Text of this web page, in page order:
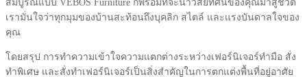
สมบูรณ์แบบ VEBOS Furniture ก็พร้อมที่จะนำวิสัยทัศน์ของคุณมาสู่ชีวิต
เรามั่นใจว่าทุกมุมของบ้านสะท้อนถึงบุคลิก สไตล์ และแรงบันดาลใจของ
คุณ
โดยสรุป การทำความเข้าใจความแตกต่างระหว่างเฟอร์นิเจอร์ทำมือ สั่ง
ทำพิเศษ และสั่งทำเฟอร์นิเจอร์เป็นสิ่งสำคัญในการตกแต่งพื้นที่อยู่อาศัย